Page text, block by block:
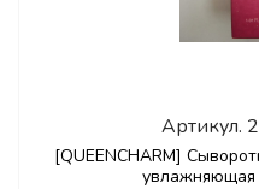
Артикул.
[QUEENCHARM]
увлажняющая